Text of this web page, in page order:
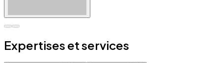
Expertises et services